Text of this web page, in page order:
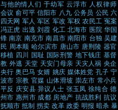
与他的情人们 于幼军 云浮市 人权律师
会议 俞可平 信阳市 八九 公务员 公民 六
四天网 军人 军区 军改 军权 农民工 冤案
冯正虎 出逃 刘霞 化工 北海市 医院 华国
锋 南京 南充市 南昌市 南阳市 台独 吴建
民 周本顺 哈尔滨市 唐山市 唐荆陵 器官
移植 四川 国耻 国际刑警 地下钱庄 基督
教 外逃 天堂 天安门母亲 天灾人祸 央企
央行 奥巴马 女婿 姚庆 媒体姓党 孔子 宁
波市 宗教 官媒 山体滑坡 崇左市 常小兵
平反 庆安县 异议人士 张玉凤 徐纯合 德
州市 惠州市 成都 房地产 抗战胜利 抗议
抚顺市 抵制 拐卖 改革 政委 明报 暗杀 暴